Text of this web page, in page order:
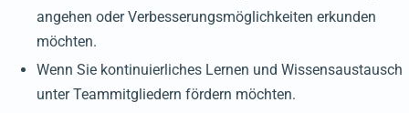
angehen oder Verbesserungsmöglichkeiten erkunden
möchten.
Wenn Sie kontinuierliches Lernen und Wissensaustausch
unter Teammitgliedern fördern möchten.